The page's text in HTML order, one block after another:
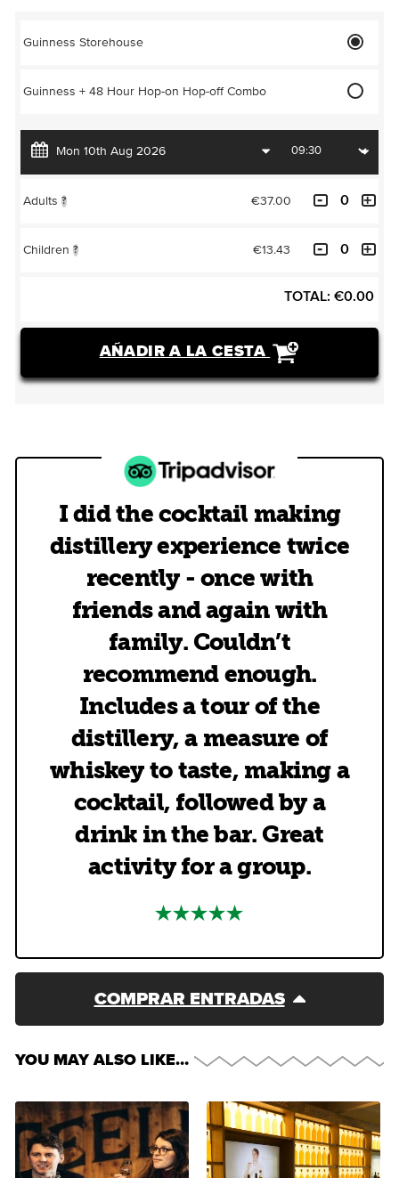
Guinness Storehouse
Guinness + 48 Hour Hop-on Hop-off Combo
Adults ? €37.00
Children ? €13.43
TOTAL: €0.00
AÑADIR A LA CESTA
I did the cocktail making
distillery experience twice
recently - once with
friends and again with
family. Couldn’t
recommend enough.
Includes a tour of the
distillery, a measure of
whiskey to taste, making a
cocktail, followed by a
drink in the bar. Great
activity for a group.
COMPRAR ENTRADAS
YOU MAY ALSO LIKE…